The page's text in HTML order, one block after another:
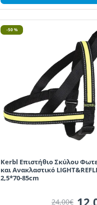
-50 %
Kerbl Επιστήθιο Σκύλου
και Ανακλαστικό
2,5*70-85cm
24,00€